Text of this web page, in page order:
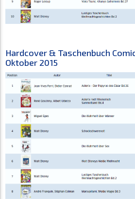
Hardcover & Taschenbuch
Oktober 2015